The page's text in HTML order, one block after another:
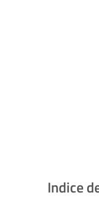
Indice